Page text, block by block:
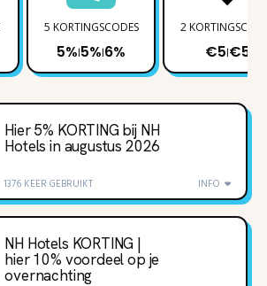
5 KORTINGSCODES
5%|5%|6%
2
€5|€5
Hier 5% KORTING bij NH
Hotels in augustus 2026
1376 KEER GEBRUIKT INFO
NH Hotels KORTING |
hier 10% voordeel op je
overnachting